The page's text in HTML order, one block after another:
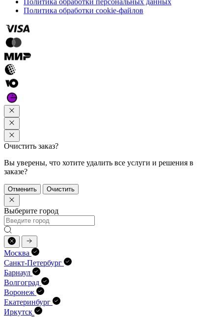
Политика обработки cookie-файлов
Очистить заказ?
Вы уверены, что хотите удалить все услуги и решения в
заказе?
Отменить Очистить
Выберите город
Москва
Санкт-Петербург
Барнаул
Волгоград
Воронеж
Екатеринбург
Иркутск